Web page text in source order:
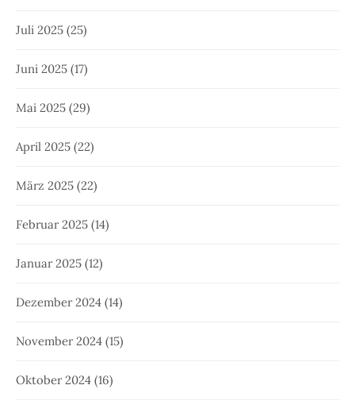
Juli 2025 (25)
Juni 2025 (17)
Mai 2025 (29)
April 2025 (22)
März 2025 (22)
Februar 2025 (14)
Januar 2025 (12)
Dezember 2024 (14)
November 2024 (15)
Oktober 2024 (16)